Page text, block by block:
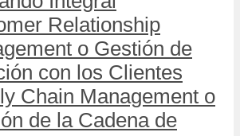
Relationship
o Gestión de
con los Clientes
Chain Management o
de la Cadena de